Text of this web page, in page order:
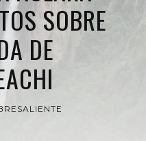
SOBRE
DE